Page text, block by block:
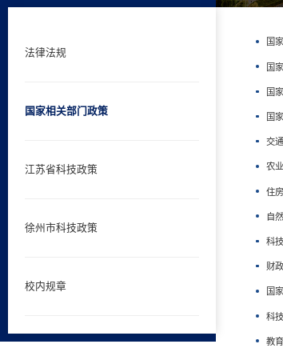
法律法规
国家相关部门政策
江苏省科技政策
徐州市科技政策
校内规章
国
国
国
国
交
农
住
自
科
财
国
科
教